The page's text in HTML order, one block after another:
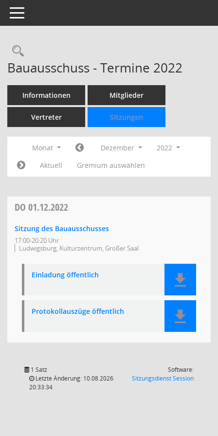
Toggle navigation
Rechercheauswahl
Bauausschuss - Termine 2022
Informationen Mitglieder
Vertreter Sitzungen
Monat Dezember
2022
Aktuell
Gremium auswählen
DO 01.12.2022
Sitzung des Bauausschusses
17:00-20:20 Uhr
Ludwigsburg, Kulturzentrum, Großer Saal
Einladung öffentlich
Protokollauszüge öffentlich
1 Satz
Letzte Änderung: 10.08.2026
20:33:34
Software:
SitzungsdienstSession(Wird in